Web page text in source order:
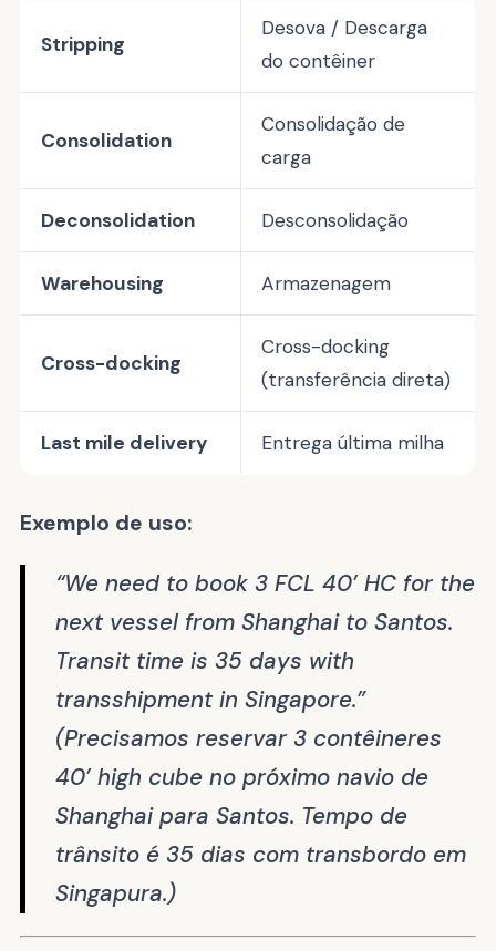
Stripping
Desova / Descarga
do contêiner
Consolidation
Consolidação de
carga
Deconsolidation Desconsolidação
Warehousing Armazenagem
Cross-docking
Cross-docking
(transferência direta)
Last mile delivery Entrega última milha
Exemplo de uso:
“We need to book 3 FCL 40’ HC for the
next vessel from Shanghai to Santos.
Transit time is 35 days with
transshipment in Singapore.”
(Precisamos reservar 3 contêineres
40’ high cube no próximo navio de
Shanghai para Santos. Tempo de
trânsito é 35 dias com transbordo em
Singapura.)